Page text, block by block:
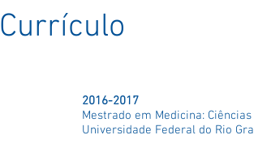
Currículo
2016-2017
Mestrado em Medicina:
Universidade Federal do Rio